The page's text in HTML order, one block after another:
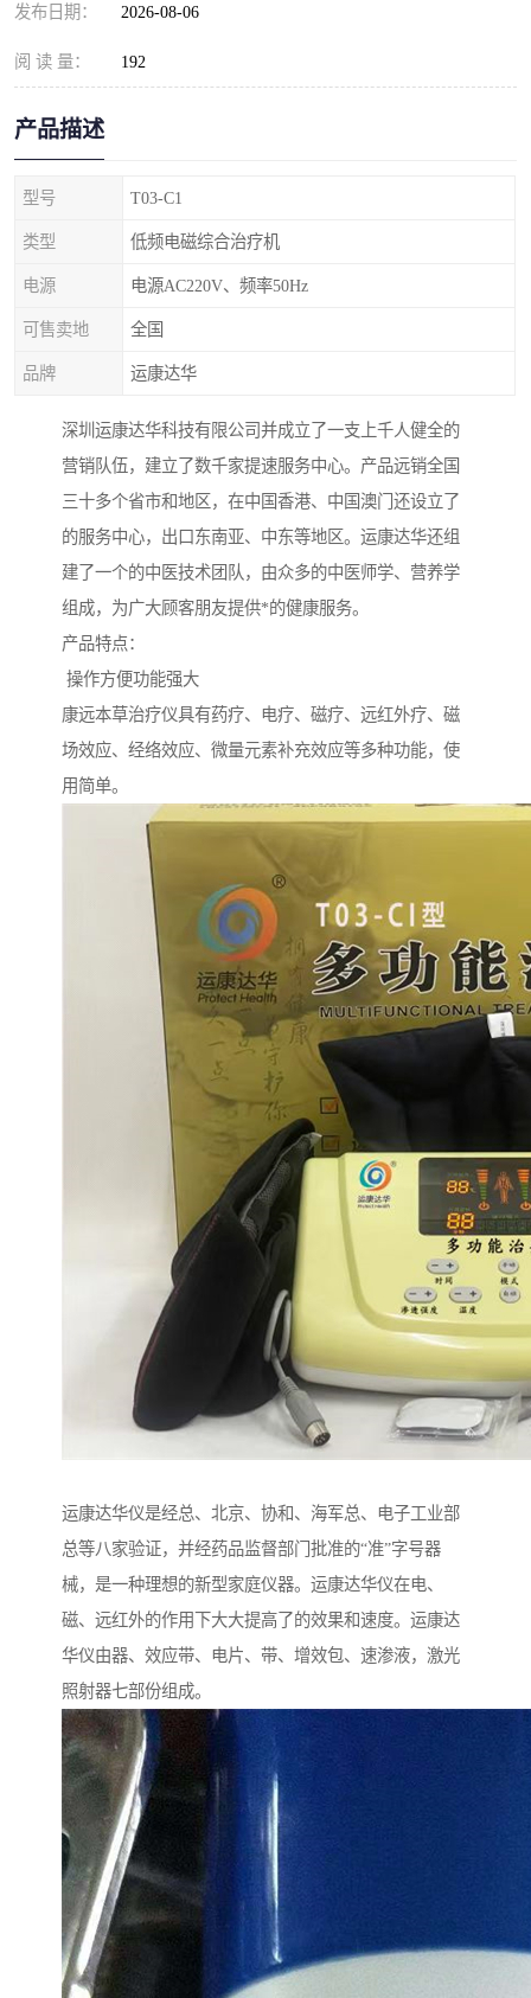
发布日期： 2026-08-06
阅 读 量： 192
产品描述
型号 T03-C1
类型 低频电磁综合治疗机
电源 电源AC220V、频率50Hz
可售卖地 全国
品牌 运康达华
深圳运康达华科技有限公司并成立了一支上千人健全的
营销队伍，建立了数千家提速服务中心。产品远销全国
三十多个省市和地区，在中国香港、中国澳门还设立了
的服务中心，出口东南亚、中东等地区。运康达华还组
建了一个的中医技术团队，由众多的中医师学、营养学
组成，为广大顾客朋友提供*的健康服务。
产品特点：
操作方便功能强大
康远本草治疗仪具有药疗、电疗、磁疗、远红外疗、磁
场效应、经络效应、微量元素补充效应等多种功能，使
用简单。
运康达华仪是经总、北京、协和、海军总、电子工业部
总等八家验证，并经药品监督部门批准的“准”字号器
械，是一种理想的新型家庭仪器。运康达华仪在电、
磁、远红外的作用下大大提高了的效果和速度。运康达
华仪由器、效应带、电片、带、增效包、速渗液，激光
照射器七部份组成。